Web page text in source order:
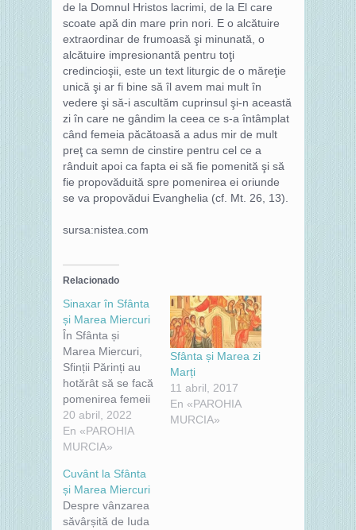
de la Domnul Hristos lacrimi, de la El care
scoate apă din mare prin nori. E o alcătuire
extraordinar de frumoasă şi minunată, o
alcătuire impresionantă pentru toţi
credincioşii, este un text liturgic de o măreţie
unică şi ar fi bine să îl avem mai mult în
vedere şi să-i ascultăm cuprinsul şi-n această
zi în care ne gândim la ceea ce s-a întâmplat
când femeia păcătoasă a adus mir de mult
preţ ca semn de cinstire pentru cel ce a
rânduit apoi ca fapta ei să fie pomenită şi să
fie propovăduită spre pomenirea ei oriunde
se va propovădui Evanghelia (cf. Mt. 26, 13).
sursa:nistea.com
Relacionado
Sinaxar în Sfânta
și Marea Miercuri
În Sfânta și
Marea Miercuri,
Sfinții Părinți au
hotărât să se facă
pomenirea femeii
păcătoase, care a
spălat cu mir și cu
lacrimi picioarele
Sfânta și Marea
Miercuri
dumnezeieștii
Părinți au hotărât
20 abril, 2022
En «PAROHIA
MURCIA»
Sfânta și Marea zi
Marți
11 abril, 2017
En «PAROHIA
MURCIA»
Cuvânt la Sfânta
și Marea Miercuri
Despre vânzarea
săvârșită de Iuda